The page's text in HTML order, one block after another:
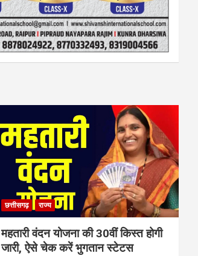
छत्तीसगढ़ राज्य
महतारी वंदन योजना की 30वीं किस्त होगी
जारी, ऐसे चेक करें भुगतान स्टेटस